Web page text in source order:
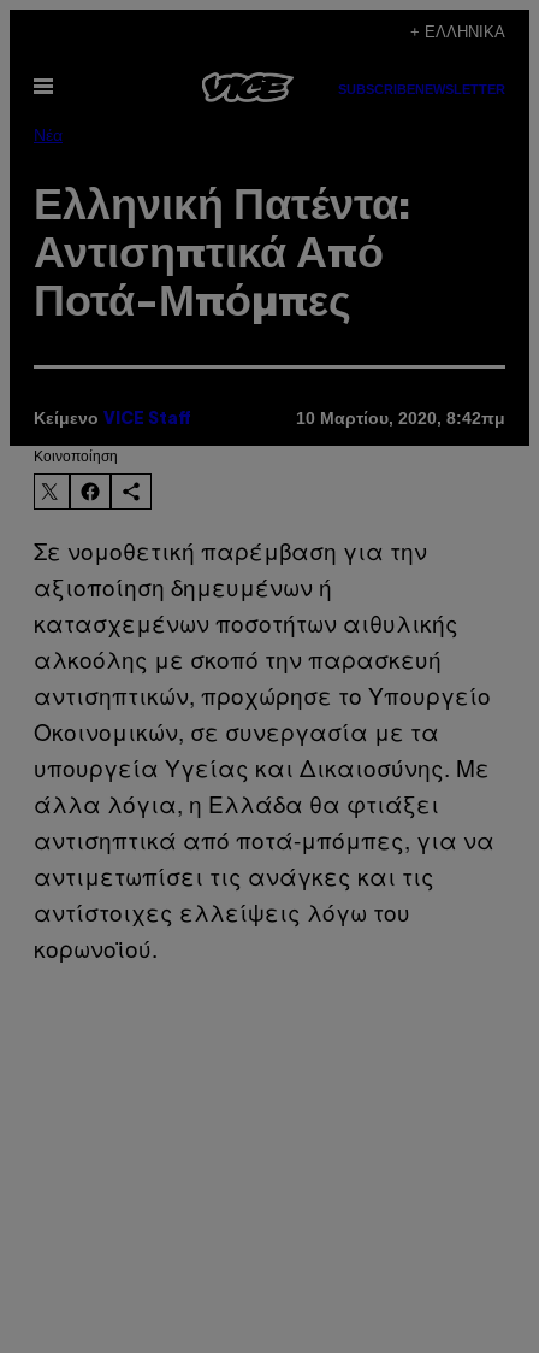
περιεχόμενο
+ ΕΛΛΗΝΙΚΆ
Ανοίξτε
SUBSCRIBENEWSLETTER
Νέα
Ελληνική Πατέντα:
Αντισηπτικά Από
Ποτά-Μπόμπες
Κείμενο VICE Staff 10 Μαρτίου, 2020, 8:42πμ
Kοινοποίηση
Σε νομοθετική παρέμβαση για την
αξιοποίηση δημευμένων ή
κατασχεμένων ποσοτήτων αιθυλικής
αλκοόλης με σκοπό την παρασκευή
αντισηπτικών, προχώρησε το Υπουργείο
Οκοινομικών, σε συνεργασία με τα
υπουργεία Υγείας και Δικαιοσύνης. Με
άλλα λόγια, η Ελλάδα θα φτιάξει
αντισηπτικά από ποτά-μπόμπες, για να
αντιμετωπίσει τις ανάγκες και τις
αντίστοιχες ελλείψεις λόγω του
κορωνοϊού.